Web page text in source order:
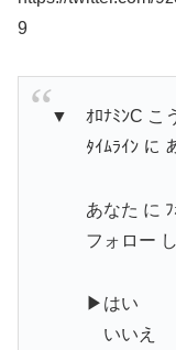
9
▼ ｵﾛﾅﾐﾝC こ
ﾀｲﾑﾗｲﾝ に あ
あなた に ﾌｫ
フォロー し
▶はい
いいえ